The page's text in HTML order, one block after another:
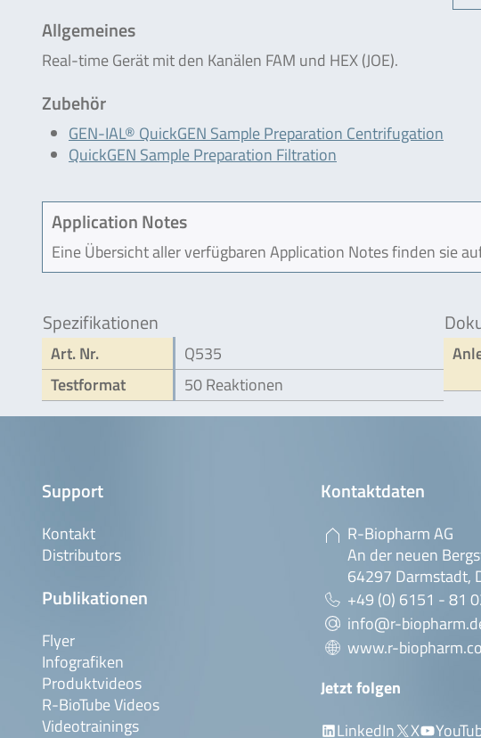
Allgemeines
Real-time Gerät mit den Kanälen FAM und HEX (JOE).
Zubehör
GEN-IAL® QuickGEN Sample Preparation Centrifugation
QuickGEN Sample Preparation Filtration
Application Notes
Eine Übersicht aller verfügbaren Application Notes finden sie
Spezifikationen
Art. Nr.
Q535
Testformat
50 Reaktionen
Support
Kontakt
Distributors
Publikationen
Flyer
Infografiken
Produktvideos
R-BioTube Videos
Videotrainings
Kontaktdaten
R-Biopharm AG
An der neuen
64297 Darmstadt,
+49 (0) 6151 - 81
info@r-
www.r-
Jetzt folgen
LinkedIn
X